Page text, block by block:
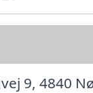
9, 4840